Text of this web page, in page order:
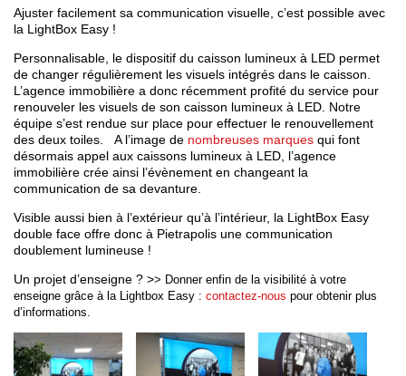
Ajuster facilement sa communication visuelle, c’est possible avec
la LightBox Easy !
Personnalisable, le dispositif du caisson lumineux à LED permet
de changer régulièrement les visuels intégrés dans le caisson.
L’agence immobilière a donc récemment profité du service pour
renouveler les visuels de son caisson lumineux à LED. Notre
équipe s’est rendue sur place pour effectuer le renouvellement
des deux toiles. A l’image de nombreuses marques qui font
désormais appel aux caissons lumineux à LED, l’agence
immobilière crée ainsi l’évènement en changeant la
communication de sa devanture.
Visible aussi bien à l’extérieur qu’à l’intérieur, la LightBox Easy
double face offre donc à Pietrapolis une communication
doublement lumineuse !
Un projet d’enseigne ? >> Donner enfin de la visibilité à votre
enseigne grâce à la Lightbox Easy : contactez-nous pour obtenir plus
d’informations.